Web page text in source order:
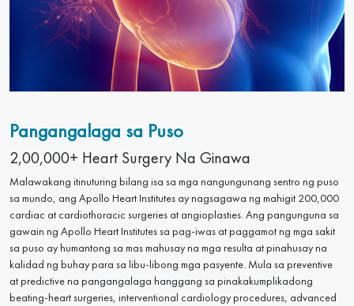
Pangangalaga sa Puso
2,00,000+ Heart Surgery Na Ginawa
Malawakang itinuturing bilang isa sa mga nangungunang sentro ng puso
sa mundo, ang Apollo Heart Institutes ay nagsagawa ng mahigit 200,000
cardiac at cardiothoracic surgeries at angioplasties. Ang pangunguna sa
gawain ng Apollo Heart Institutes sa pag-iwas at paggamot ng mga sakit
sa puso ay humantong sa mas mahusay na mga resulta at pinahusay na
kalidad ng buhay para sa libu-libong mga pasyente. Mula sa preventive
at predictive na pangangalaga hanggang sa pinakakumplikadong
beating-heart surgeries, interventional cardiology procedures, advanced